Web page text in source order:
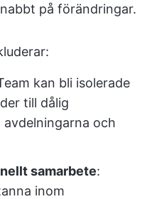
på förändringar.
kan bli isolerade
till dålig
och
samarbete:
inom